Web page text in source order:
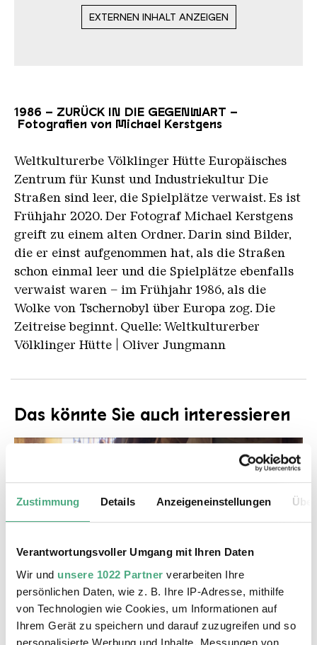
Zustimmung Details Anzeigeneinstellungen
Verantwortungsvoller Umgang mit Ihren Daten
Wir und unsere 1022 Partner verarbeiten Ihre
persönlichen Daten, wie z. B. Ihre IP-Adresse, mithilfe
von Technologien wie Cookies, um Informationen auf
Ihrem Gerät zu speichern und darauf zuzugreifen und so
personalisierte Werbung und Inhalte, Messungen von
EXTERNEN INHALT ANZEIGEN
1986 – ZURÜCK IN DIE GEGENWART –
Fotografien von Michael Kerstgens
Weltkulturerbe Völklinger Hütte Europäisches
Zentrum für Kunst und Industriekultur Die
Straßen sind leer, die Spielplätze verwaist. Es ist
Frühjahr 2020. Der Fotograf Michael Kerstgens
greift zu einem alten Ordner. Darin sind Bilder,
die er einst aufgenommen hat, als die Straßen
schon einmal leer und die Spielplätze ebenfalls
verwaist waren – im Frühjahr 1986, als die
Wolke von Tschernobyl über Europa zog. Die
Zeitreise beginnt. Quelle: Weltkulturerber
Völklinger Hütte | Oliver Jungmann
Das könnte Sie auch interessieren
sr aktueller bericht 2021 04 22 ausstellung 1986
EXTERNE SEITE
SR Mediathek: aktueller Bericht 22.4.2021 -
Ausstellung 1986 - Michael Kerstgens